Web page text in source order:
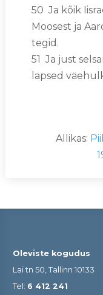
50 Ja kõik
Moosest ja
tegid.
51 Ja just
lapsed
Allikas:
Oleviste kogudus
Lai tn 50, Tallinn 10133
Tel: 6 412 241